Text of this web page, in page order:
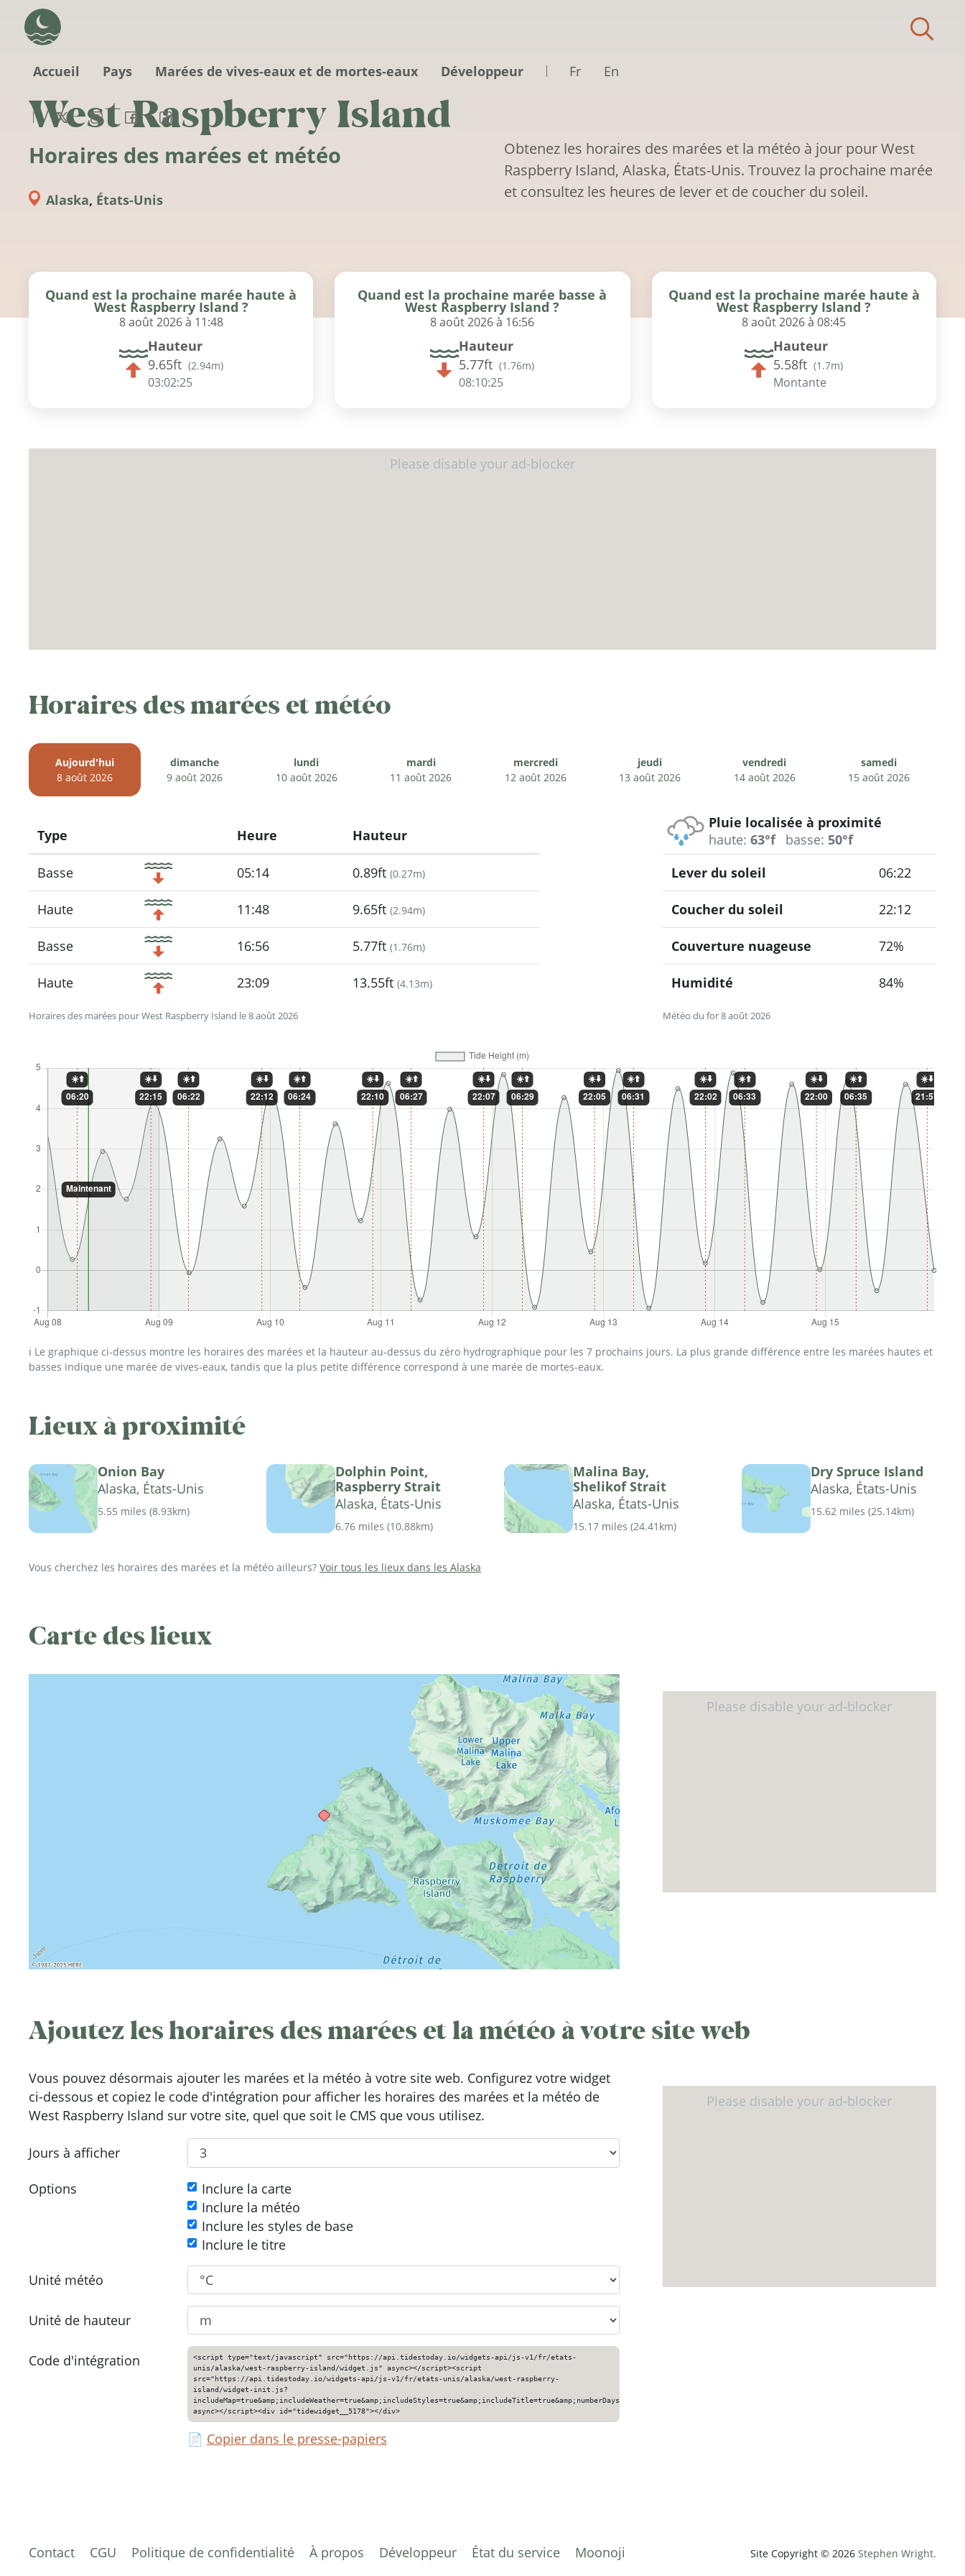
Accueil
Pays Marées de vives-eaux et de mortes-eaux Développeur Fr En
West Raspberry Island
Horaires des marées et météo
Alaska, États-Unis
Obtenez les horaires des marées et la météo à jour pour West
Raspberry Island, Alaska, États-Unis. Trouvez la prochaine marée
et consultez les heures de lever et de coucher du soleil.
Quand est la prochaine marée haute à
West Raspberry Island ?
8 août 2026 à 11:48
Hauteur
9.65ft (2.94m)
03:02:24
Quand est la prochaine marée basse à
West Raspberry Island ?
8 août 2026 à 16:56
Hauteur
5.77ft (1.76m)
08:10:24
Quand est la prochaine marée haute à
West Raspberry Island ?
8 août 2026 à 08:45
Hauteur
5.58ft (1.7m)
Montante
Horaires des marées et météo
Aujourd'hui
8 août 2026
dimanche
9 août 2026
lundi
10 août 2026
mardi
11 août 2026
mercredi
12 août 2026
jeudi
13 août 2026
vendredi
14 août 2026
samedi
15 août 2026
Horaires des marées pour West Raspberry Island le 8 août 2026
Type
Icon
Heure Hauteur
Basse 05:14 0.89ft (0.27m)
Haute 11:48 9.65ft (2.94m)
Basse 16:56 5.77ft (1.76m)
Haute 23:09 13.55ft (4.13m)
Pluie localisée à proximité
haute: 63°f basse: 50°f
Météo du for 8 août 2026
Lever du soleil 06:22
Coucher du soleil 22:12
Couverture nuageuse 72%
Humidité 84%
ℹ️ Le graphique ci-dessus montre les horaires des marées et la hauteur au-dessus du zéro hydrographique pour les 7 prochains jours. La plus grande différence entre les marées hautes et
basses indique une marée de vives-eaux, tandis que la plus petite différence correspond à une marée de mortes-eaux.
Lieux à proximité
Onion Bay
Alaska, États-Unis
5.55 miles (8.93km)
Dolphin Point,
Raspberry Strait
Alaska, États-Unis
6.76 miles (10.88km)
Malina Bay,
Shelikof Strait
Alaska, États-Unis
15.17 miles (24.41km)
Dry Spruce Island
Alaska, États-Unis
15.62 miles (25.14km)
Vous cherchez les horaires des marées et la météo ailleurs? Voir tous les lieux dans les Alaska
Carte des lieux
Ajoutez les horaires des marées et la météo à votre site web
Vous pouvez désormais ajouter les marées et la météo à votre site web. Configurez votre widget
ci-dessous et copiez le code d'intégration pour afficher les horaires des marées et la météo de
West Raspberry Island sur votre site, quel que soit le CMS que vous utilisez.
Jours à afficher
Options
Inclure la carte
Inclure la météo
Inclure les styles de base
Inclure le titre
Unité météo
Unité de hauteur
Code d'intégration
<script type="text/javascript" src="https://api.tidestoday.io/widgets-api/js-v1/fr/etats-
unis/alaska/west-raspberry-island/widget.js" async></script><script
src="https://api.tidestoday.io/widgets-api/js-v1/fr/etats-unis/alaska/west-raspberry-
island/widget-init.js?
includeMap=true&amp;includeWeather=true&amp;includeStyles=true&amp;includeTitle=true&amp;numberDays=3&amp;weatherUnit=c&amp;heightUnit=m"
async></script><div id="tidewidget__5178"></div>
📄 Copier dans le presse-papiers
Contact CGU Politique de confidentialité À propos Développeur État du service Moonoji Site Copyright © 2026 Stephen Wright.